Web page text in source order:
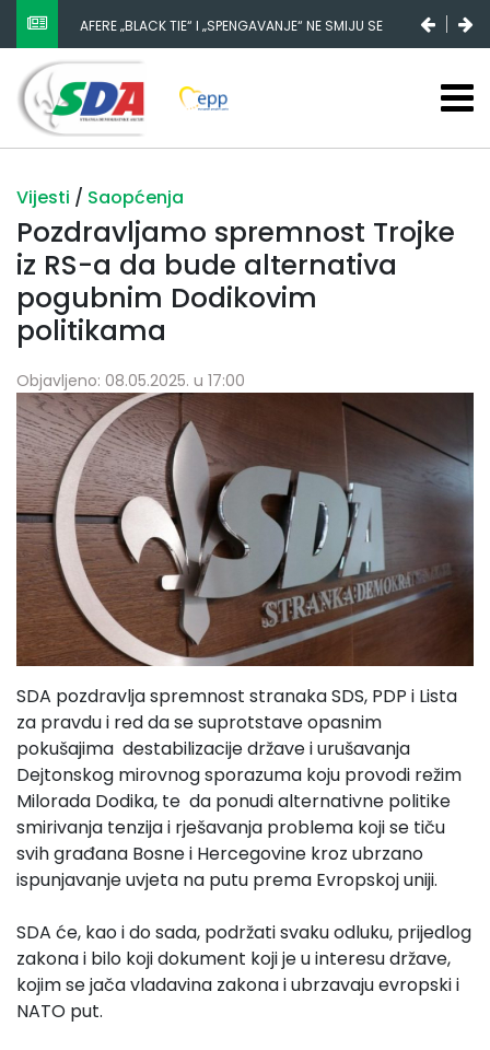
AFERE „BLACK TIE“ I „SPENGAVANJE“ NE SMIJU SE
ZATAŠKATI
Vijesti / Saopćenja
Pozdravljamo spremnost Trojke
iz RS-a da bude alternativa
pogubnim Dodikovim
politikama
Objavljeno: 08.05.2025. u 17:00
SDA pozdravlja spremnost stranaka SDS, PDP i Lista
za pravdu i red da se suprotstave opasnim
pokušajima destabilizacije države i urušavanja
Dejtonskog mirovnog sporazuma koju provodi režim
Milorada Dodika, te da ponudi alternativne politike
smirivanja tenzija i rješavanja problema koji se tiču
svih građana Bosne i Hercegovine kroz ubrzano
ispunjavanje uvjeta na putu prema Evropskoj uniji.
SDA će, kao i do sada, podržati svaku odluku, prijedlog
zakona i bilo koji dokument koji je u interesu države,
kojim se jača vladavina zakona i ubrzavaju evropski i
NATO put.